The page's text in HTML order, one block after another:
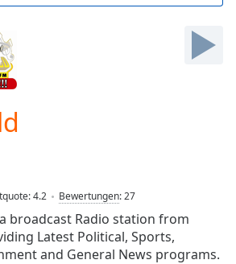
4.2 Bewertungen:27
broadcast Radio station from
Latest Political, Sports,
and General News programs.